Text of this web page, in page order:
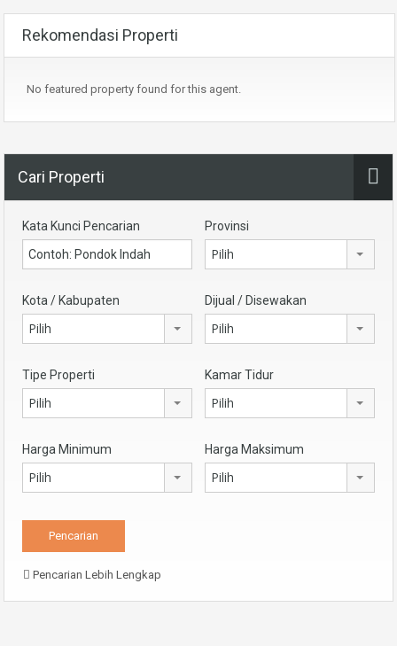
Rekomendasi Properti
No featured property found for this agent.
Cari Properti
Kata Kunci Pencarian Provinsi
Pilih
Kota / Kabupaten
Pilih
Dijual / Disewakan
Pilih
Tipe Properti
Pilih
Kamar Tidur
Pilih
Harga Minimum
Pilih
Harga Maksimum
Pilih
Pencarian Lebih Lengkap